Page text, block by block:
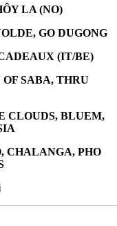
LA (NO)
GO DUGONG
(IT/BE)
SABA, THRU
CLOUDS, BLUEM,
CHALANGA, PHO